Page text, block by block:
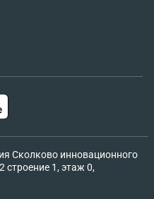
Сколково инновационного
строение 1, этаж 0,